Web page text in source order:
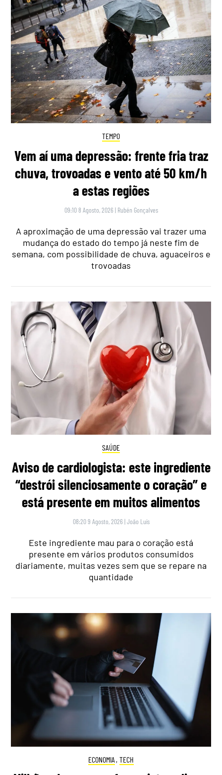
TEMPO
Vem aí uma depressão: frente fria traz
chuva, trovoadas e vento até 50 km/h
a estas regiões
09:10 8 Agosto, 2026 | Rubén Gonçalves
A aproximação de uma depressão vai trazer uma
mudança do estado do tempo já neste fim de
semana, com possibilidade de chuva, aguaceiros e
trovoadas
SAÚDE
Aviso de cardiologista: este ingrediente
“destrói silenciosamente o coração” e
está presente em muitos alimentos
08:20 9 Agosto, 2026 |João Luís
Este ingrediente mau para o coração está
presente em vários produtos consumidos
diariamente, muitas vezes sem que se repare na
quantidade
ECONOMIA , TECH